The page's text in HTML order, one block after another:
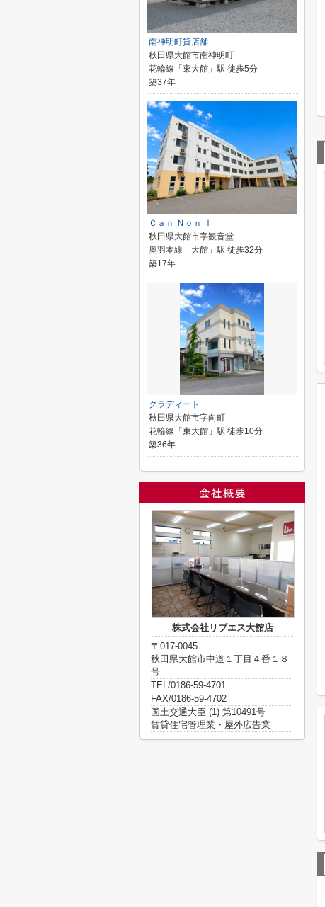
南神明町貸店舗
秋田県大館市南神明町
花輪線「東大館」駅 徒歩5分
築37年
Ｃａｎ Ｎｏｎ Ⅰ
秋田県大館市字観音堂
奥羽本線「大館」駅 徒歩32分
築17年
グラディート
秋田県大館市字向町
花輪線「東大館」駅 徒歩10分
築36年
株式会社リブエス大館店
〒017-0045
秋田県大館市中道１丁目４番１８
号
TEL/0186-59-4701
FAX/0186-59-4702
国土交通大臣 (1) 第10491号
賃貸住宅管理業・屋外広告業